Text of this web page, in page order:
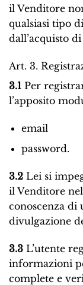
il Venditore
qualsiasi tipo
dall’acquisto
Art. 3.
3.1 Per
l’apposito
email
password.
3.2 Lei si
il Venditore
conoscenza di
divulgazione
3.3 L’utente
informazioni
complete e